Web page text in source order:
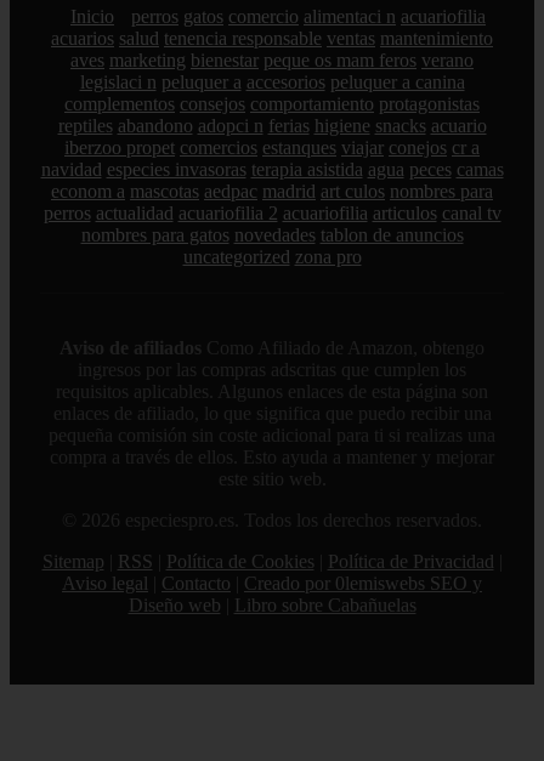
Inicio perros gatos comercio alimentaci n acuariofilia
acuarios salud tenencia responsable ventas mantenimiento
aves marketing bienestar peque os mam feros verano
legislaci n peluquer a accesorios peluquer a canina
complementos consejos comportamiento protagonistas
reptiles abandono adopci n ferias higiene snacks acuario
iberzoo propet comercios estanques viajar conejos cr a
navidad especies invasoras terapia asistida agua peces camas
econom a mascotas aedpac madrid art culos nombres para
perros actualidad acuariofilia 2 acuariofilia articulos canal tv
nombres para gatos novedades tablon de anuncios
uncategorized zona pro
Aviso de afiliados Como Afiliado de Amazon, obtengo
ingresos por las compras adscritas que cumplen los
requisitos aplicables. Algunos enlaces de esta página son
enlaces de afiliado, lo que significa que puedo recibir una
pequeña comisión sin coste adicional para ti si realizas una
compra a través de ellos. Esto ayuda a mantener y mejorar
este sitio web.
© 2026 especiespro.es. Todos los derechos reservados.
Sitemap
RSS Política de Cookies Política de Privacidad
Aviso legal
Contacto
Creado por 0lemiswebs SEO y
Diseño web
Libro sobre Cabañuelas